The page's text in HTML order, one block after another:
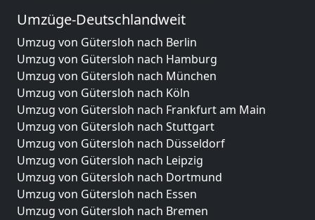
Umzüge-Deutschlandweit
Umzug von Gütersloh nach Berlin
Umzug von Gütersloh nach Hamburg
Umzug von Gütersloh nach München
Umzug von Gütersloh nach Köln
Umzug von Gütersloh nach Frankfurt am Main
Umzug von Gütersloh nach Stuttgart
Umzug von Gütersloh nach Düsseldorf
Umzug von Gütersloh nach Leipzig
Umzug von Gütersloh nach Dortmund
Umzug von Gütersloh nach Essen
Umzug von Gütersloh nach Bremen